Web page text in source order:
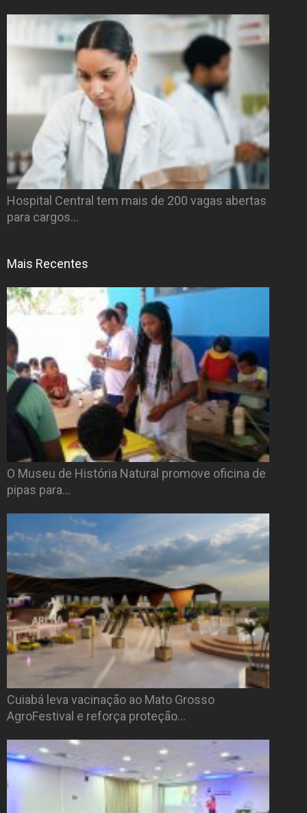
Hospital Central tem mais de 200 vagas abertas
para cargos…
Mais Recentes
O Museu de História Natural promove oficina de
pipas para…
Cuiabá leva vacinação ao Mato Grosso
AgroFestival e reforça proteção…